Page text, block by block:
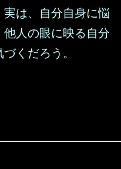
は、自分自身に悩
人の眼に映る自分
くだろう。